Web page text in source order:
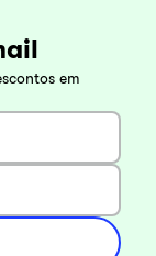
em